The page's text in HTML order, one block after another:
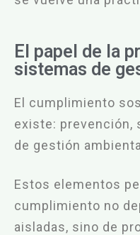
El papel de la
sistemas de
El cumplimiento
existe: prevención,
de gestión ambiental
Estos elementos
cumplimiento no
aisladas, sino de